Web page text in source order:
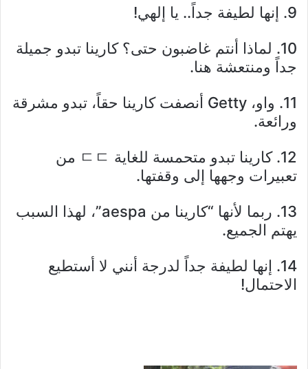
9. إنها لطيفة جداً.. يا إلهي!
10. لماذا أنتم غاضبون حتى؟ كارينا تبدو جميلة
جداً ومنتعشة هنا.
11. واو، Getty أنصفت كارينا حقاً، تبدو مشرقة
ورائعة.
12. كارينا تبدو متحمسة للغاية ㄷㄷ من
تعبيرات وجهها إلى وقفتها.
13. ربما لأنها “كارينا من aespa”، لهذا السبب
يهتم الجميع.
14. إنها لطيفة جداً لدرجة أنني لا أستطيع
الاحتمال!